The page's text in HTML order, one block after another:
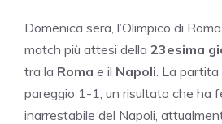
Domenica sera, l’Olimpico di
match più attesi della 23esima
tra la Roma e il Napoli . La
pareggio 1-1, un risultato che ha
inarrestabile del Napoli,